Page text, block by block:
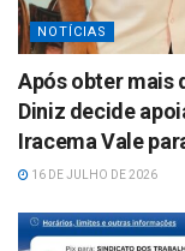
NOTÍCIAS
Após obter mais
Diniz decide
Iracema Vale
16 DE JULHO DE 2026